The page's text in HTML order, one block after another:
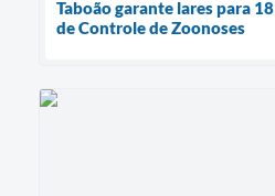
Taboão garante lares para
de Controle de Zoonoses